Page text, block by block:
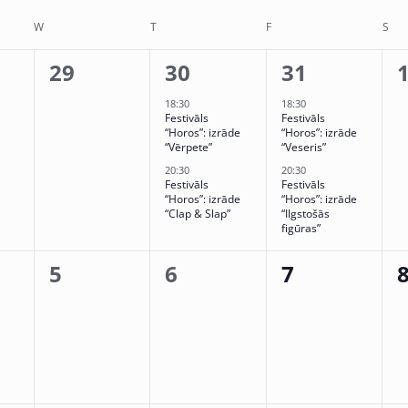
W T F S
0
29
2
events,
30
18:30
Festivāls
“Horos”: izrāde
“Vērpete”
20:30
Festivāls
“Horos”: izrāde
“Clap & Slap”
2
events,
31
18:30
Festivāls
“Horos”: izrāde
“Veseris”
20:30
Festivāls
“Horos”: izrāde
“Ilgstošās
figūras”
0
1
0
5
0
6
0
7
0
8